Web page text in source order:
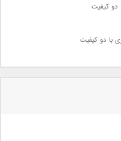
دو کیفیت
با دو کیفیت